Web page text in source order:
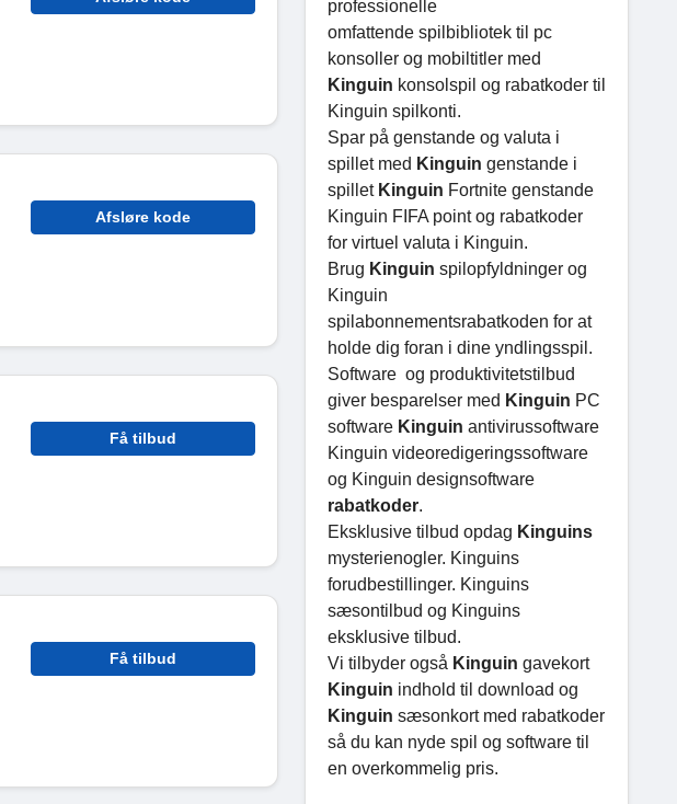
Afsløre kode
Få tilbud
Få tilbud
professionelle
omfattende spilbibliotek til pc
konsoller og mobiltitler med
Kinguin konsolspil og rabatkoder til
Kinguin spilkonti.
Spar på genstande og valuta i
spillet med Kinguin genstande i
spillet Kinguin Fortnite genstande
Kinguin FIFA point og rabatkoder
for virtuel valuta i Kinguin.
Brug Kinguin spilopfyldninger og
Kinguin
spilabonnementsrabatkoden for at
holde dig foran i dine yndlingsspil.
Software og produktivitetstilbud
giver besparelser med Kinguin PC
software Kinguin antivirussoftware
Kinguin videoredigeringssoftware
og Kinguin designsoftware
rabatkoder.
Eksklusive tilbud opdag Kinguins
mysterienogler. Kinguins
forudbestillinger. Kinguins
sæsontilbud og Kinguins
eksklusive tilbud.
Vi tilbyder også Kinguin gavekort
Kinguin indhold til download og
Kinguin sæsonkort med rabatkoder
så du kan nyde spil og software til
en overkommelig pris.